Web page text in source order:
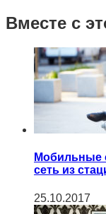
Вместе с
Мобильные
сеть из
25.10.2017